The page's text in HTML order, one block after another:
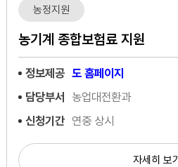
농정지원
농기계 종합보험료 지원
정보제공 도 홈페이지
담당부서
농업대전환과
신청기간 연중 상시
자세히 보기